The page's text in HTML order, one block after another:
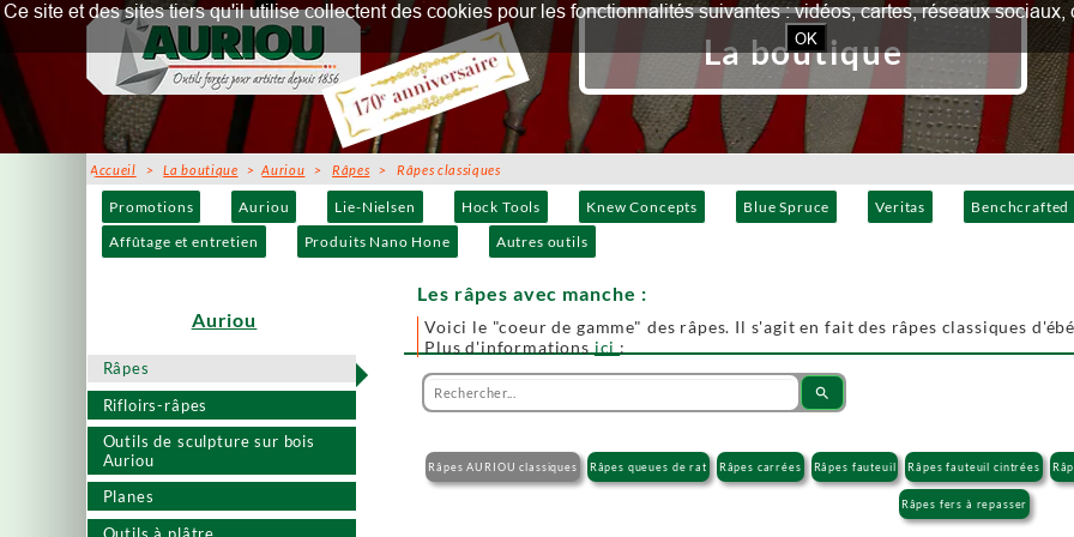
Promotions Auriou Lie-Nielsen Hock Tools Knew Concepts Blue Spruce Veritas Benchcrafted
Affûtage et entretien
Produits Nano Hone Autres outils
Râpes
Rifloirs-râpes
Outils de sculpture sur bois
Auriou
Planes
Outils à plâtre
La boutique
Accueil >La boutique >Auriou >Râpes > Râpes classiques
Les râpes avec manche :
Voici le "coeur de gamme" des râpes. Il s'agit en fait des râpes classiques
Plus d'informations ici :
Auriou
search
Râpes AURIOU classiques Râpes queues de rat Râpes carrées Râpes fauteuil Râpes fauteuil cintrées
Râpes fers à repasser
Ce site et des sites tiers qu'il utilise collectent des cookies pour les fonctionnalités suivantes : vidéos, cartes, réseaux
OK